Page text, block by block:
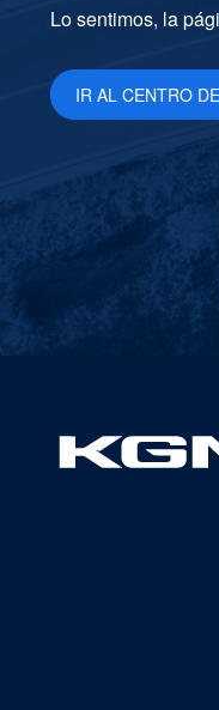
Lo sentimos, la
IR AL CENTRO